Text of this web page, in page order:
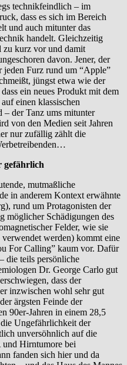
technikfeindlich – im
dass es sich im Bereich
und auch mitunter das
handelt. Gleichzeitig
kurz vor und damit
davon. Jener, der
jeden Furz rund um “Apple”
jüngst etwa wie der
ein neues Produkt mit dem
einen klassischen
der Tanz ums mitunter
von den Medien seit Jahren
nur zufällig zählt die
mutmaßliche
in anderem Kontext erwähnte
rund um Protagonisten der
möglicher Schädigungen des
Felder, wie sie
werden) kommt eine
For Calling” kaum vor. Dafür
die teils persönliche
Dr. George Carlo gut
dass der
inzwischen wohl sehr gut
ärgsten Feinde der
90er-Jahren in einem 28,5
Ungefährlichkeit der
unversöhnlich auf die
Hirntumore bei
fanden sich hier und da